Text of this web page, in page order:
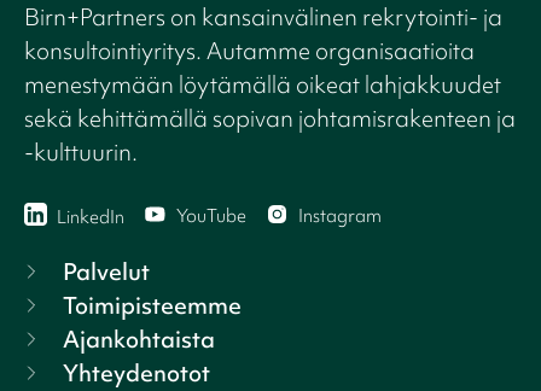
Birn+Partners on kansainvälinen rekrytointi- ja
konsultointiyritys. Autamme organisaatioita
menestymään löytämällä oikeat lahjakkuudet
sekä kehittämällä sopivan johtamisrakenteen ja
-kulttuurin.
LinkedIn YouTube Instagram
Palvelut
Toimipisteemme
Ajankohtaista
Yhteydenotot